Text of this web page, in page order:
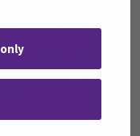
se, että me kaikki
Erilaisuus myös
toisiamme, ja jos
paljon tylsempi